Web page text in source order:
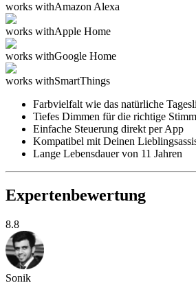
works withAmazon Alexa
works withApple Home
works withGoogle Home
works withSmartThings
Farbvielfalt wie das natürliche
Tiefes Dimmen für die richtige
Einfache Steuerung direkt per App
Kompatibel mit Deinen
Lange Lebensdauer von 11 Jahren
Expertenbewertung
8.8
Sonik